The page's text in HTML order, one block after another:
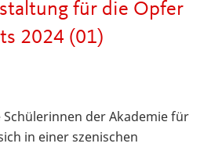
für die Opfer
2024 (01)
Schülerinnen der Akademie für
in einer szenischen